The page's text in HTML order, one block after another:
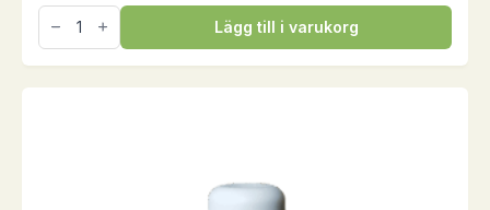
Termosflaska
mängd
Lägg till i varukorg